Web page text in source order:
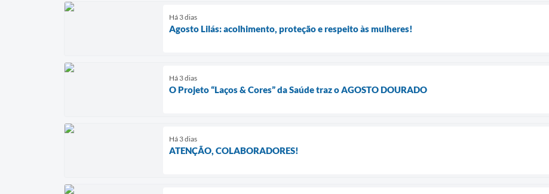
Há 3 dias
Agosto Lilás: acolhimento, proteção e respeito às mulheres!
Há 3 dias
O Projeto “Laços & Cores” da Saúde traz o AGOSTO DOURADO
Há 3 dias
ATENÇÃO, COLABORADORES!